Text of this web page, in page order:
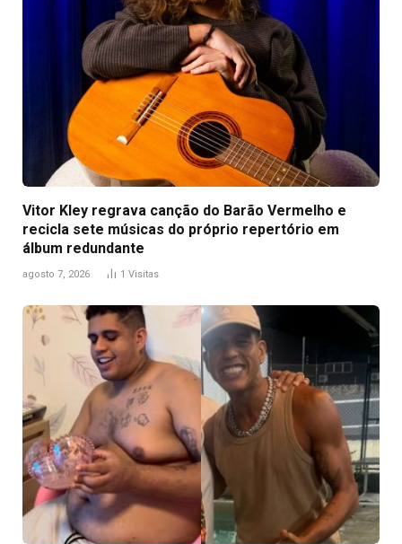
Vitor Kley regrava canção do Barão Vermelho e
recicla sete músicas do próprio repertório em
álbum redundante
agosto 7, 2026 1 Visitas